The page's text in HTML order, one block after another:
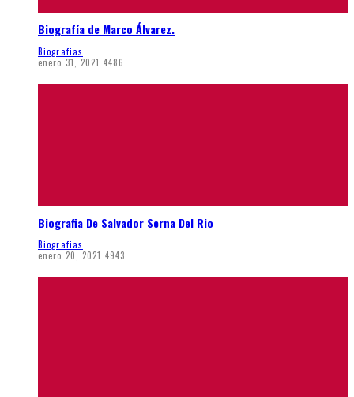
Biografía de Marco Álvarez.
Biografias
enero 31, 2021 4486
Biografia De Salvador Serna Del Rio
Biografias
enero 20, 2021 4943